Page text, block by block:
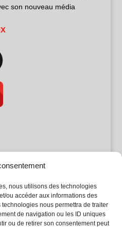
nous utilisons des technologies
ou accéder aux informations des
nous permettra de traiter
de navigation ou les ID uniques
ou de retirer son consentement peut
son nouveau média